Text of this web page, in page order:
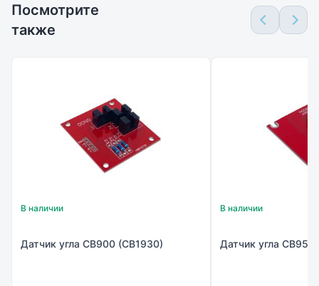
Посмотрите
также
В наличии
Датчик угла CB900 (CB1930)
В наличии
Датчик угла CB956